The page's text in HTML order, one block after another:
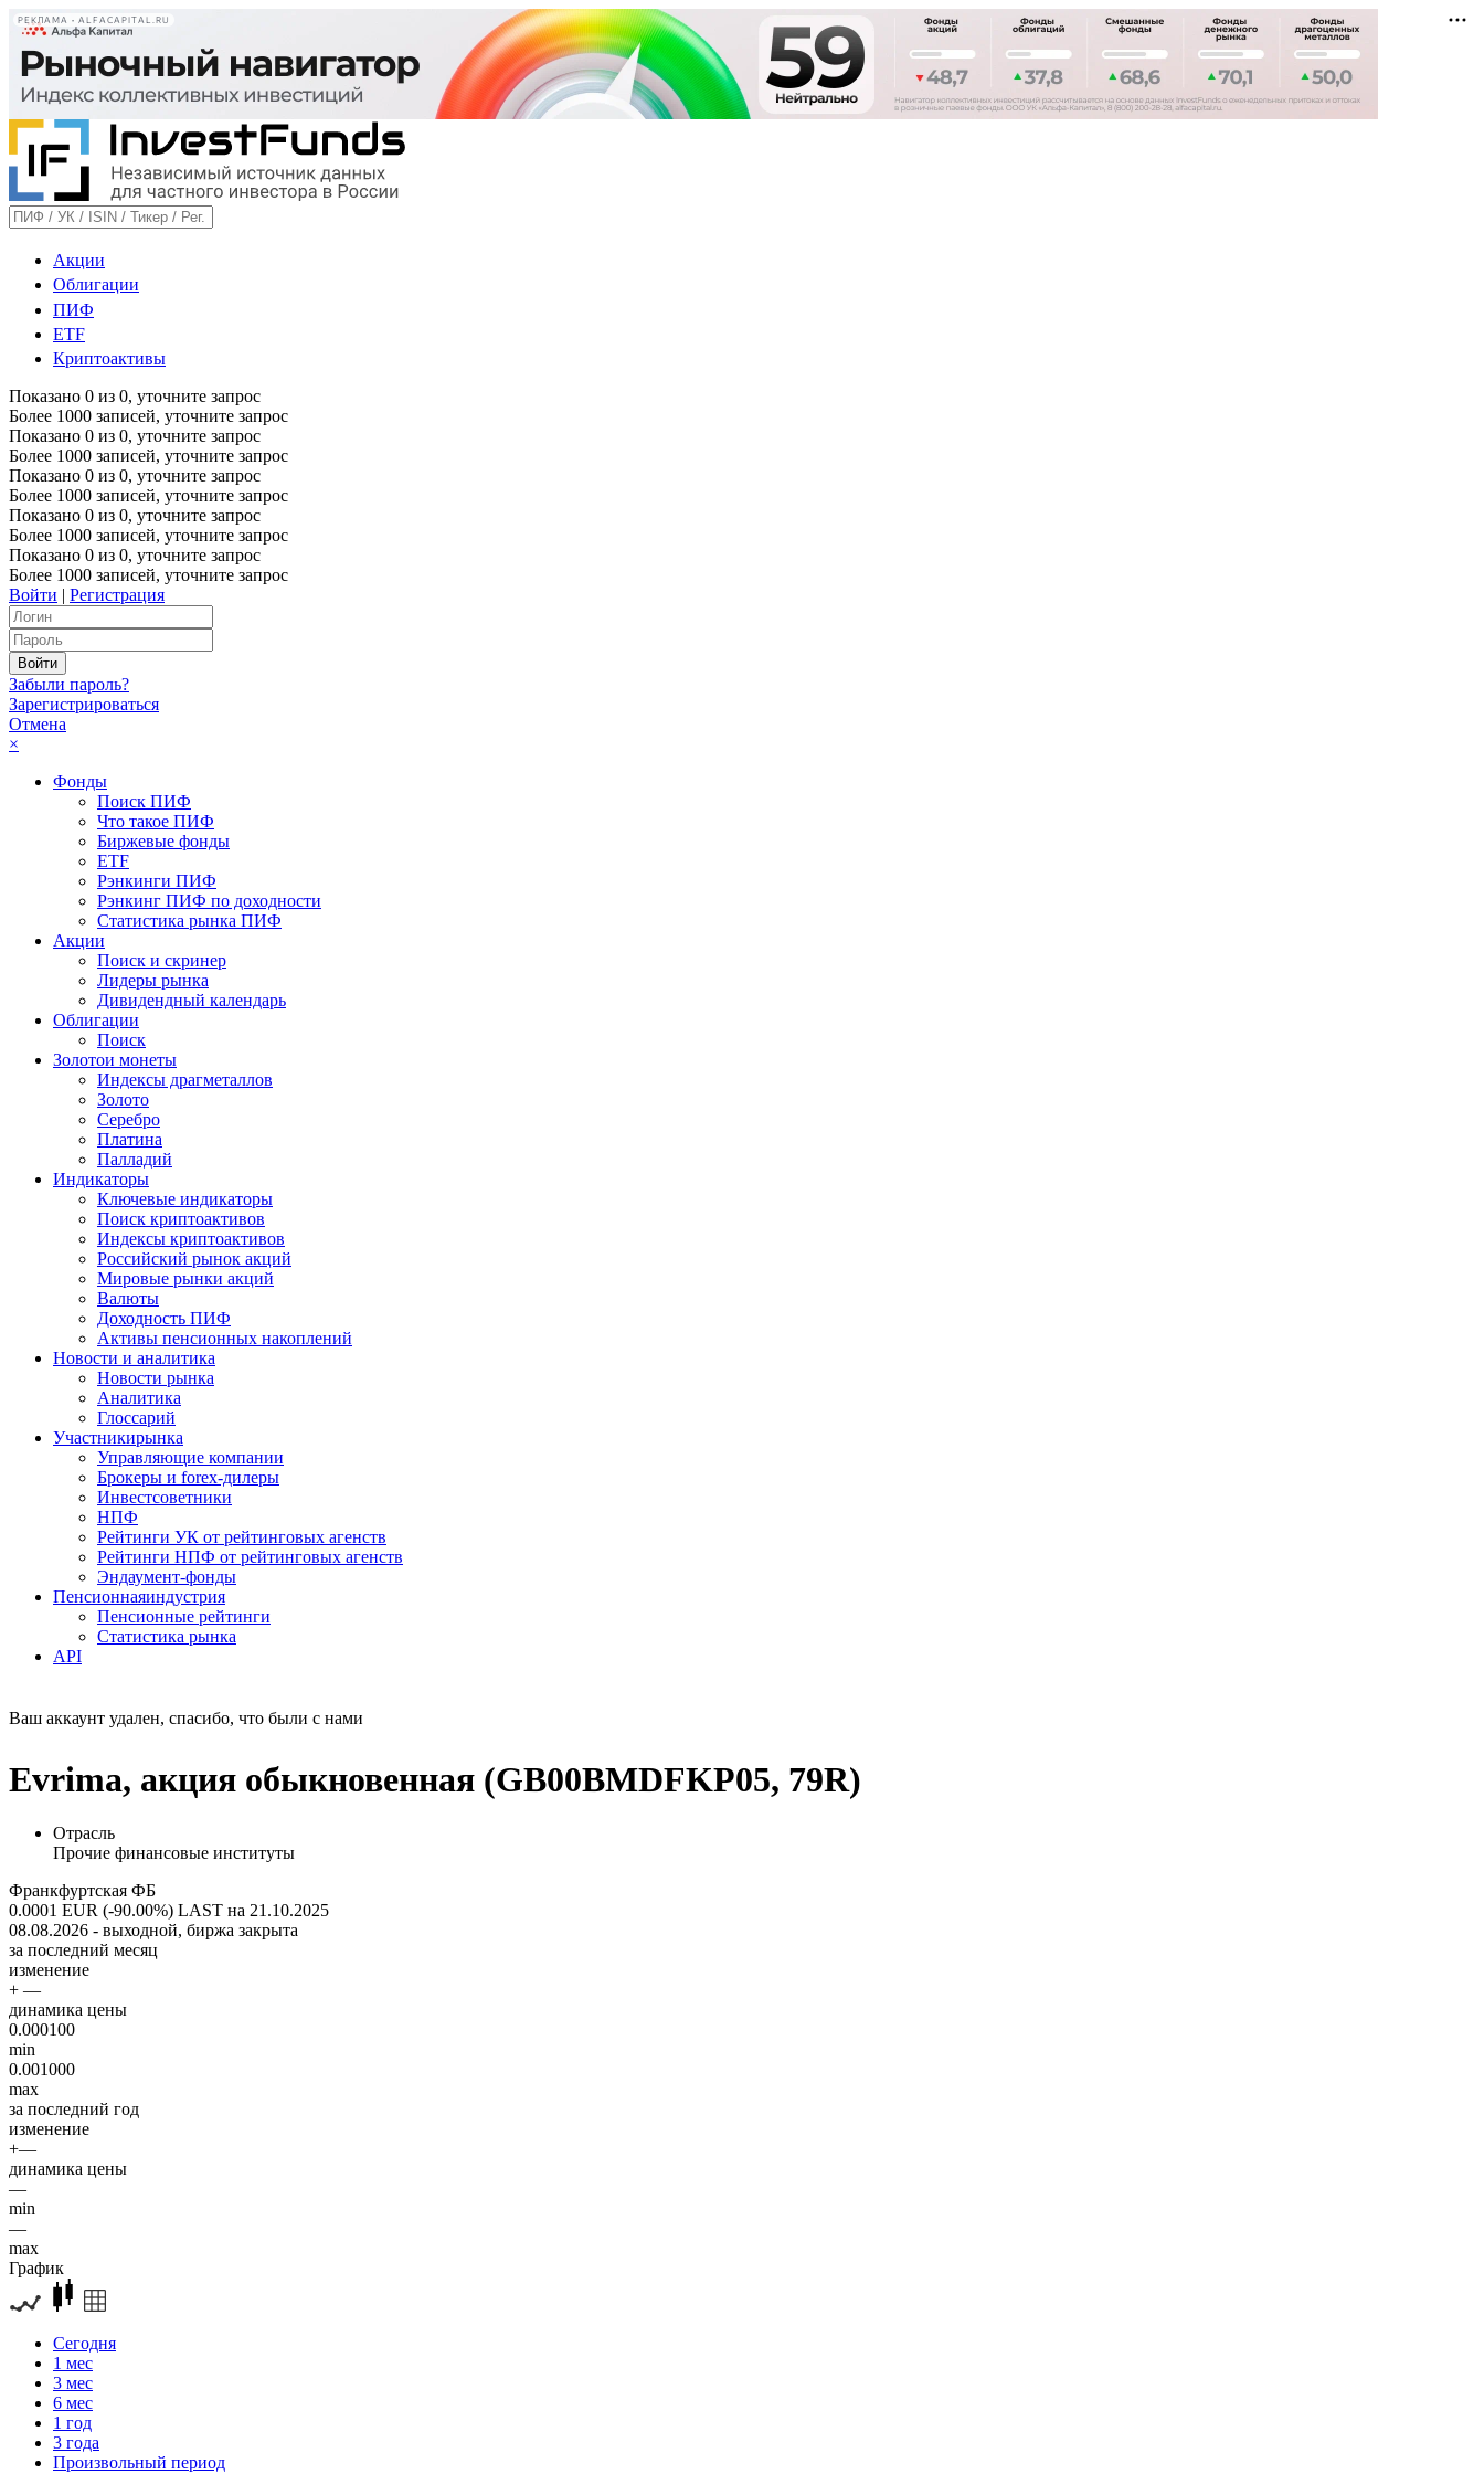
РЕКЛАМА • ALFACAPITAL.RU
Акции
Облигации
ПИФ
ETF
Криптоактивы
Показано 0 из 0, уточните запрос
Более 1000 записей, уточните запрос
Показано 0 из 0, уточните запрос
Более 1000 записей, уточните запрос
Показано 0 из 0, уточните запрос
Более 1000 записей, уточните запрос
Показано 0 из 0, уточните запрос
Более 1000 записей, уточните запрос
Показано 0 из 0, уточните запрос
Более 1000 записей, уточните запрос
Войти | Регистрация
Забыли пароль?
Зарегистрироваться
Отмена
×
Фонды
Поиск ПИФ
Что такое ПИФ
Биржевые фонды
ETF
Рэнкинги ПИФ
Рэнкинг ПИФ по доходности
Статистика рынка ПИФ
Акции
Поиск и скринер
Лидеры рынка
Дивидендный календарь
Облигации
Поиск
Золотои монеты
Индексы драгметаллов
Золото
Серебро
Платина
Палладий
Индикаторы
Ключевые индикаторы
Поиск криптоактивов
Индексы криптоактивов
Российский рынок акций
Мировые рынки акций
Валюты
Доходность ПИФ
Активы пенсионных накоплений
Новости и аналитика
Новости рынка
Аналитика
Глоссарий
Участникирынка
Управляющие компании
Брокеры и forex-дилеры
Инвестсоветники
НПФ
Рейтинги УК от рейтинговых агенств
Рейтинги НПФ от рейтинговых агенств
Эндаумент-фонды
Пенсионнаяиндустрия
Пенсионные рейтинги
Статистика рынка
API
Ваш аккаунт удален, спасибо, что были с нами
Evrima, акция обыкновенная (GB00BMDFKP05, 79R)
Отрасль
Прочие финансовые институты
Франкфуртская ФБ
0.0001 EUR (-90.00%) LAST на 21.10.2025
08.08.2026 - выходной, биржа закрыта
за последний месяц
изменение
+ —
динамика цены
0.000100
min
0.001000
max
за последний год
изменение
+—
динамика цены
—
min
—
max
График
Сегодня
1 мес
3 мес
6 мес
1 год
3 года
Произвольный период